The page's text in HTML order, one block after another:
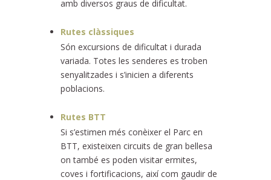
amb diversos graus de dificultat.
Rutes clàssiques
Són excursions de dificultat i durada
variada. Totes les senderes es troben
senyalitzades i s’inicien a diferents
poblacions.
Rutes BTT
Si s’estimen més conèixer el Parc en
BTT, existeixen circuits de gran bellesa
on també es poden visitar ermites,
coves i fortificacions, així com gaudir de